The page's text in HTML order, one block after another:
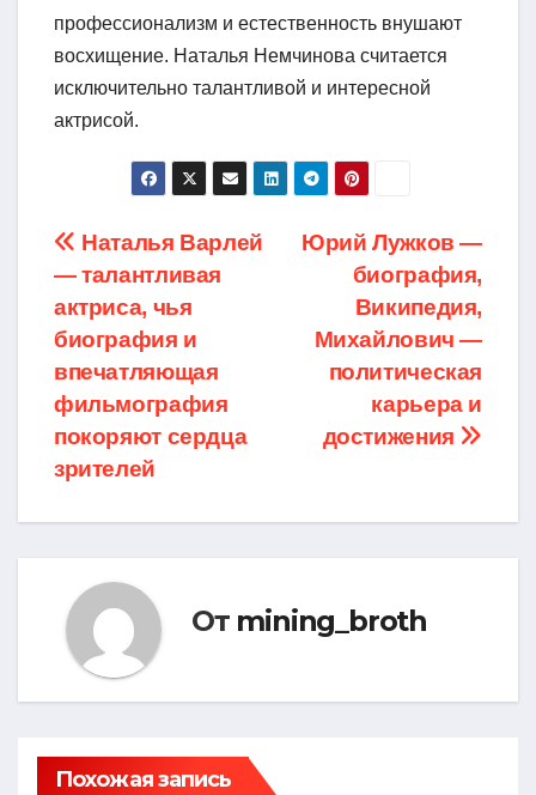
профессионализм и естественность внушают
восхищение. Наталья Немчинова считается
исключительно талантливой и интересной
актрисой.
Навигация
по
записям
Юрий Лужков —
биография,
Википедия,
Михайлович —
политическая
карьера и
достижения
Наталья Варлей
— талантливая
актриса, чья
биография и
впечатляющая
фильмография
покоряют сердца
зрителей
От mining_broth
Похожая запись